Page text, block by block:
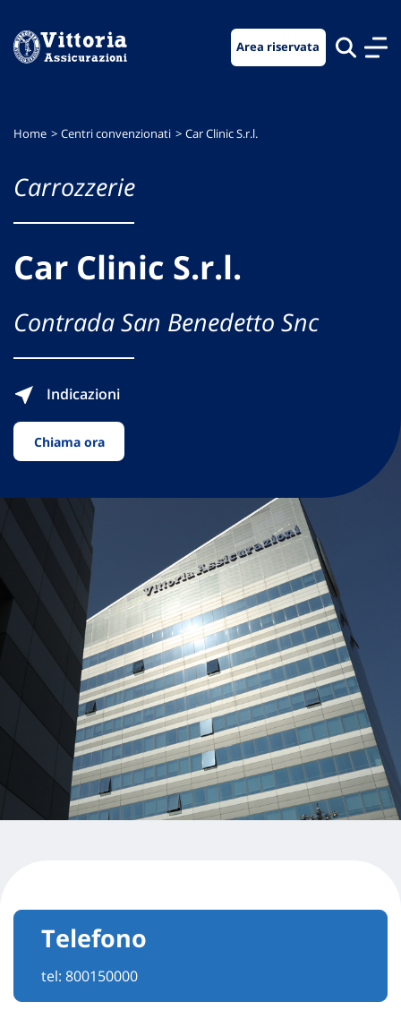
menu
contenuto
footer
Area riservata
Home Centri convenzionati Car Clinic S.r.l.
Carrozzerie
Car Clinic S.r.l.
Contrada San Benedetto Snc
Indicazioni
Chiama ora
Telefono
tel: 800150000